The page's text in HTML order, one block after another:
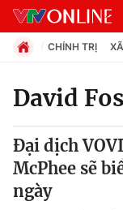
Chuyên mục
Chính trị
CHÍNH TRỊ
David
Đại dịch
McPhee sẽ
ngày